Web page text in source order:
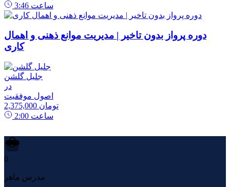
3:46 ساعت
دوره پرواز بدون تاخیر | مدیریت موانع ذهنی و اهمال
کاری
جلیل گلشن
در
اصول موفقیت
2,375,000 تومان
2:00 ساعت
0
مدرس ماهر